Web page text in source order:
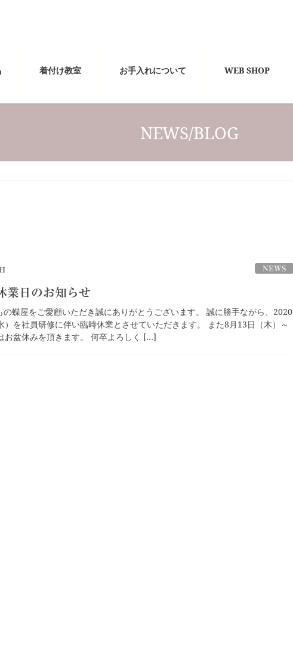
着付け教室 お手入れについて WEB SHOP
NEWS/BLOG
NEWS
業日のお知らせ
の蝶屋をご愛顧いただき誠にありがとうございます。 誠に勝手ながら、2020
）を社員研修に伴い臨時休業とさせていただきます。 また8月13日（木）～
お盆休みを頂きます。 何卒よろしく […]